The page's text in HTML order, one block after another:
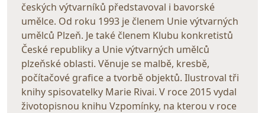
českých výtvarníků představoval i bavorské
umělce. Od roku 1993 je členem Unie výtvarných
umělců Plzeň. Je také členem Klubu konkretistů
České republiky a Unie výtvarných umělců
plzeňské oblasti. Věnuje se malbě, kresbě,
počítačové grafice a tvorbě objektů. Ilustroval tři
knihy spisovatelky Marie Rivai. V roce 2015 vydal
životopisnou knihu Vzpomínky, na kterou v roce